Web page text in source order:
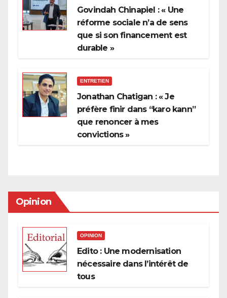
Govindah Chinapiel : « Une
réforme sociale n’a de sens
que si son financement est
durable »
ENTRETIEN
Jonathan Chatigan : « Je
préfère finir dans “karo kann”
que renoncer à mes
convictions »
Opinion
OPINION
Edito : Une modernisation
nécessaire dans l’intérêt de
tous